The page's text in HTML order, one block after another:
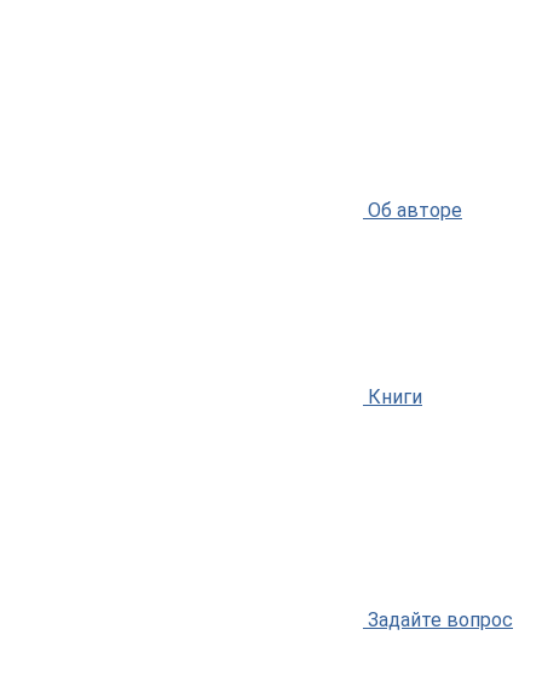
Об авторе
Книги
Задайте вопрос